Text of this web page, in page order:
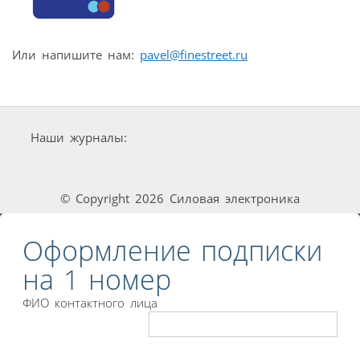
Или напишите нам: pavel@finestreet.ru
Наши журналы:
© Copyright 2026 Силовая электроника
Оформление подписки
на 1 номер
ФИО контактного лица